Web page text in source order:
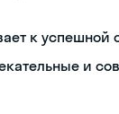
к успешной
и